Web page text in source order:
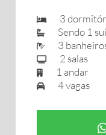
3
Sendo 1
3
2 salas
1 andar
4 vagas